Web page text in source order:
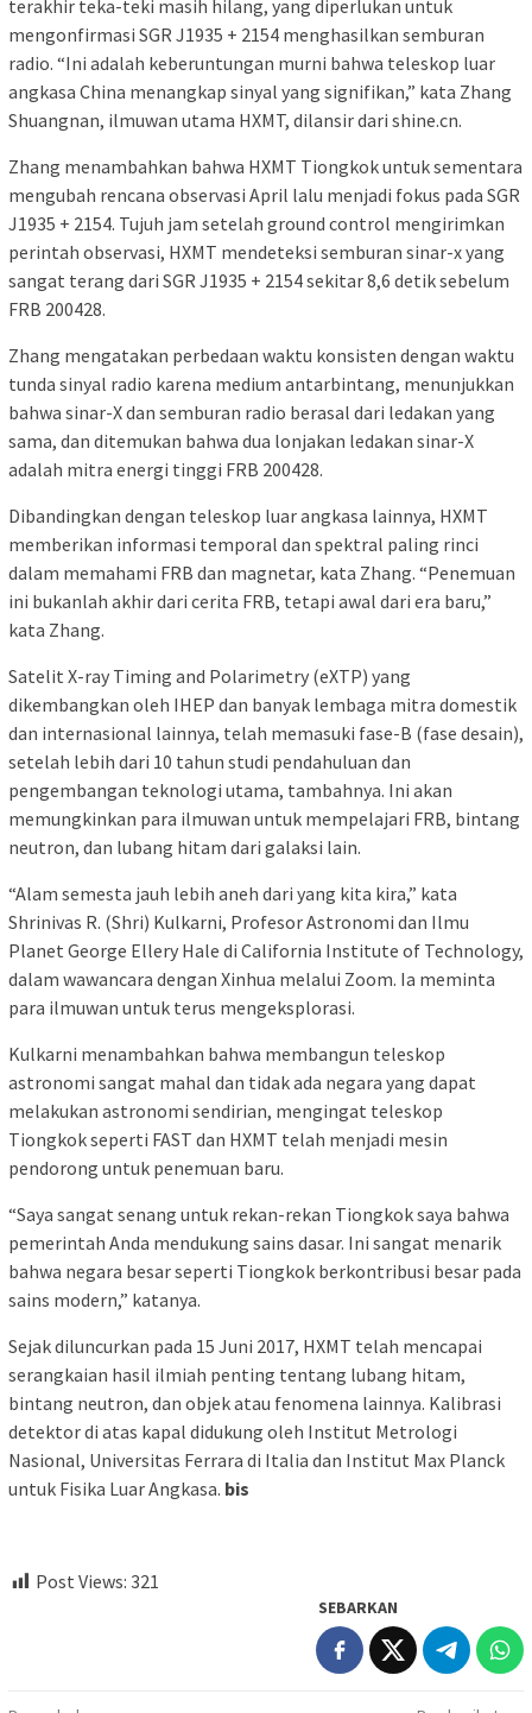
terakhir teka-teki masih hilang, yang diperlukan untuk
mengonfirmasi SGR J1935 + 2154 menghasilkan semburan
radio. “Ini adalah keberuntungan murni bahwa teleskop luar
angkasa China menangkap sinyal yang signifikan,” kata Zhang
Shuangnan, ilmuwan utama HXMT, dilansir dari shine.cn.
Zhang menambahkan bahwa HXMT Tiongkok untuk sementara
mengubah rencana observasi April lalu menjadi fokus pada SGR
J1935 + 2154. Tujuh jam setelah ground control mengirimkan
perintah observasi, HXMT mendeteksi semburan sinar-x yang
sangat terang dari SGR J1935 + 2154 sekitar 8,6 detik sebelum
FRB 200428.
Zhang mengatakan perbedaan waktu konsisten dengan waktu
tunda sinyal radio karena medium antarbintang, menunjukkan
bahwa sinar-X dan semburan radio berasal dari ledakan yang
sama, dan ditemukan bahwa dua lonjakan ledakan sinar-X
adalah mitra energi tinggi FRB 200428.
Dibandingkan dengan teleskop luar angkasa lainnya, HXMT
memberikan informasi temporal dan spektral paling rinci
dalam memahami FRB dan magnetar, kata Zhang. “Penemuan
ini bukanlah akhir dari cerita FRB, tetapi awal dari era baru,”
kata Zhang.
Satelit X-ray Timing and Polarimetry (eXTP) yang
dikembangkan oleh IHEP dan banyak lembaga mitra domestik
dan internasional lainnya, telah memasuki fase-B (fase desain),
setelah lebih dari 10 tahun studi pendahuluan dan
pengembangan teknologi utama, tambahnya. Ini akan
memungkinkan para ilmuwan untuk mempelajari FRB, bintang
neutron, dan lubang hitam dari galaksi lain.
“Alam semesta jauh lebih aneh dari yang kita kira,” kata
Shrinivas R. (Shri) Kulkarni, Profesor Astronomi dan Ilmu
Planet George Ellery Hale di California Institute of Technology,
dalam wawancara dengan Xinhua melalui Zoom. Ia meminta
para ilmuwan untuk terus mengeksplorasi.
Kulkarni menambahkan bahwa membangun teleskop
astronomi sangat mahal dan tidak ada negara yang dapat
melakukan astronomi sendirian, mengingat teleskop
Tiongkok seperti FAST dan HXMT telah menjadi mesin
pendorong untuk penemuan baru.
“Saya sangat senang untuk rekan-rekan Tiongkok saya bahwa
pemerintah Anda mendukung sains dasar. Ini sangat menarik
bahwa negara besar seperti Tiongkok berkontribusi besar pada
sains modern,” katanya.
Sejak diluncurkan pada 15 Juni 2017, HXMT telah mencapai
serangkaian hasil ilmiah penting tentang lubang hitam,
bintang neutron, dan objek atau fenomena lainnya. Kalibrasi
detektor di atas kapal didukung oleh Institut Metrologi
Nasional, Universitas Ferrara di Italia dan Institut Max Planck
untuk Fisika Luar Angkasa. bis
Post Views: 321
SEBARKAN